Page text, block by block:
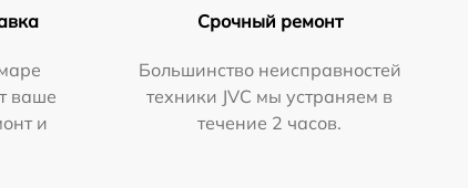
ваше
и
Срочный ремонт
Большинство неисправностей
техники JVC мы устраняем в
течение 2 часов.